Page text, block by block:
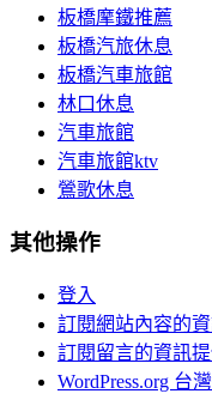
板橋摩鐵推薦
板橋汽旅休息
板橋汽車旅館
林口休息
汽車旅館
汽車旅館ktv
鶯歌休息
其他操作
登入
訂閱網站內容的
訂閱留言的資訊
WordPress.org 台